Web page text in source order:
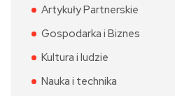
Artykuły Partnerskie
Gospodarka i Biznes
Kultura i ludzie
Nauka i technika